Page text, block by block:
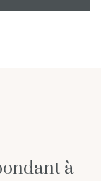
à